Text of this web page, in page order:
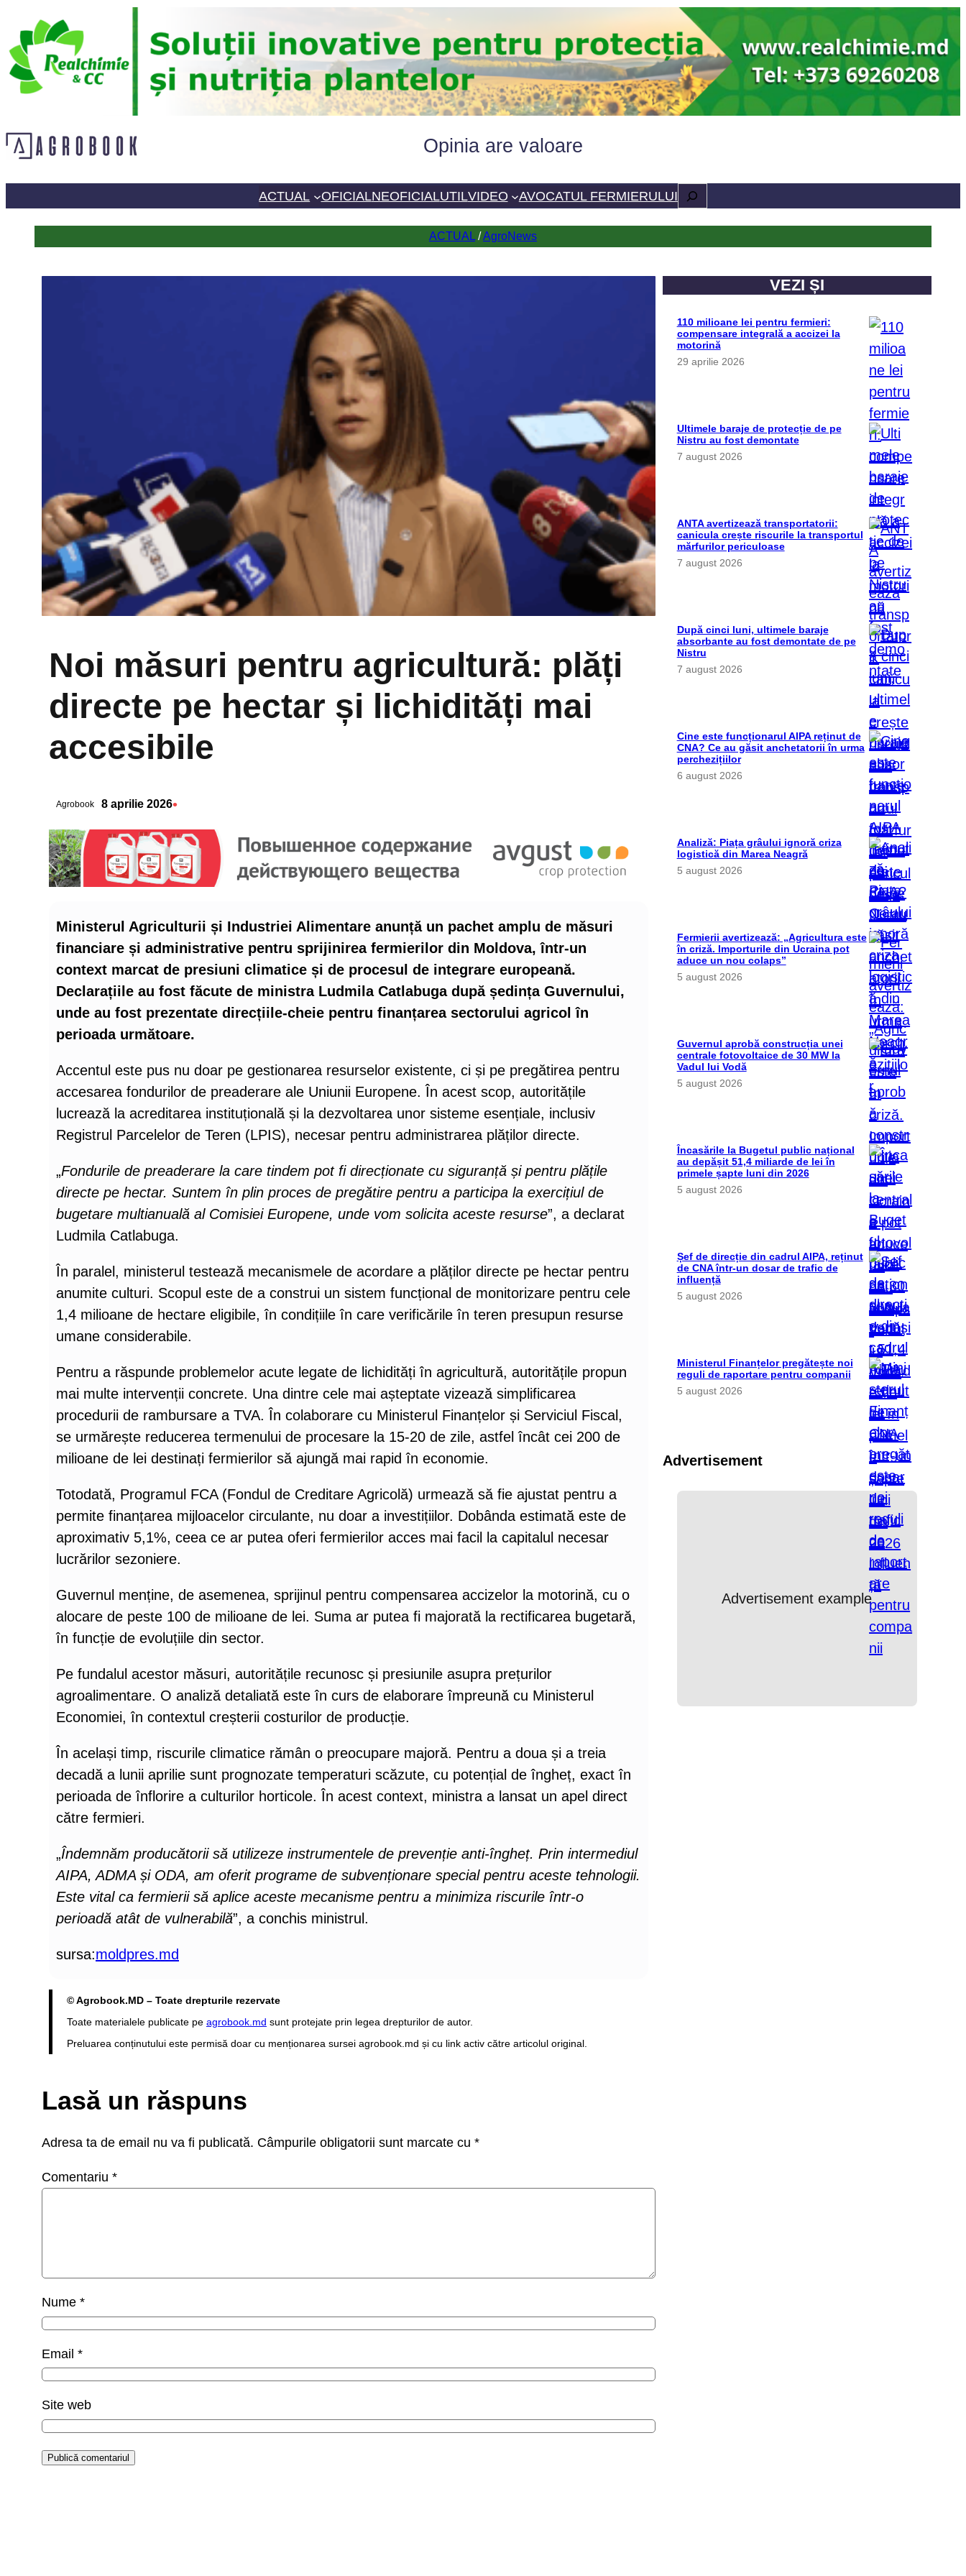
conținut
Opinia are valoare
ACTUAL OFICIALNEOFICIALUTILVIDEO AVOCATUL FERMIERULUICaută
ACTUAL / AgroNews
Noi măsuri pentru agricultură: plăți
directe pe hectar și lichidități mai
accesibile
Agrobook 8 aprilie 2026•
Ministerul Agriculturii și Industriei Alimentare anunță un pachet amplu de măsuri
financiare și administrative pentru sprijinirea fermierilor din Moldova, într-un
context marcat de presiuni climatice și de procesul de integrare europeană.
Declarațiile au fost făcute de ministra Ludmila Catlabuga după ședința Guvernului,
unde au fost prezentate direcțiile-cheie pentru finanțarea sectorului agricol în
perioada următoare.
Accentul este pus nu doar pe gestionarea resurselor existente, ci și pe pregătirea pentru
accesarea fondurilor de preaderare ale Uniunii Europene. În acest scop, autoritățile
lucrează la acreditarea instituțională și la dezvoltarea unor sisteme esențiale, inclusiv
Registrul Parcelelor de Teren (LPIS), necesar pentru administrarea plăților directe.
„Fondurile de preaderare la care tindem pot fi direcționate cu siguranță și pentru plățile
directe pe hectar. Suntem în plin proces de pregătire pentru a participa la exercițiul de
bugetare multianuală al Comisiei Europene, unde vom solicita aceste resurse”, a declarat
Ludmila Catlabuga.
În paralel, ministerul testează mecanismele de acordare a plăților directe pe hectar pentru
anumite culturi. Scopul este de a construi un sistem funcțional de monitorizare pentru cele
1,4 milioane de hectare eligibile, în condițiile în care verificările în teren presupun resurse
umane considerabile.
Pentru a răspunde problemelor acute legate de lichidități în agricultură, autoritățile propun
mai multe intervenții concrete. Una dintre cele mai așteptate vizează simplificarea
procedurii de rambursare a TVA. În colaborare cu Ministerul Finanțelor și Serviciul Fiscal,
se urmărește reducerea termenului de procesare la 15-20 de zile, astfel încât cei 200 de
milioane de lei destinați fermierilor să ajungă mai rapid în economie.
Totodată, Programul FCA (Fondul de Creditare Agricolă) urmează să fie ajustat pentru a
permite finanțarea mijloacelor circulante, nu doar a investițiilor. Dobânda estimată este de
aproximativ 5,1%, ceea ce ar putea oferi fermierilor acces mai facil la capitalul necesar
lucrărilor sezoniere.
Guvernul menține, de asemenea, sprijinul pentru compensarea accizelor la motorină, cu o
alocare de peste 100 de milioane de lei. Suma ar putea fi majorată la rectificarea bugetară,
în funcție de evoluțiile din sector.
Pe fundalul acestor măsuri, autoritățile recunosc și presiunile asupra prețurilor
agroalimentare. O analiză detaliată este în curs de elaborare împreună cu Ministerul
Economiei, în contextul creșterii costurilor de producție.
În același timp, riscurile climatice rămân o preocupare majoră. Pentru a doua și a treia
decadă a lunii aprilie sunt prognozate temperaturi scăzute, cu potențial de îngheț, exact în
perioada de înflorire a culturilor horticole. În acest context, ministra a lansat un apel direct
către fermieri.
„Îndemnăm producătorii să utilizeze instrumentele de prevenție anti-îngheț. Prin intermediul
AIPA, ADMA și ODA, am oferit programe de subvenționare special pentru aceste tehnologii.
Este vital ca fermierii să aplice aceste mecanisme pentru a minimiza riscurile într-o
perioadă atât de vulnerabilă”, a conchis ministrul.
sursa:moldpres.md
© Agrobook.MD – Toate drepturile rezervate
Toate materialele publicate pe agrobook.md sunt protejate prin legea drepturilor de autor.
Preluarea conținutului este permisă doar cu menționarea sursei agrobook.md și cu link activ către articolul original.
Lasă un răspuns
Adresa ta de email nu va fi publicată. Câmpurile obligatorii sunt marcate cu *
Comentariu *
Nume *
Email *
Site web
VEZI ȘI
110 milioane lei pentru fermieri:
compensare integrală a accizei la
motorină
29 aprilie 2026
Ultimele baraje de protecție de pe
Nistru au fost demontate
7 august 2026
ANTA avertizează transportatorii:
canicula crește riscurile la transportul
mărfurilor periculoase
7 august 2026
După cinci luni, ultimele baraje
absorbante au fost demontate de pe
Nistru
7 august 2026
Cine este funcționarul AIPA reținut de
CNA? Ce au găsit anchetatorii în urma
perchezițiilor
6 august 2026
Analiză: Piața grâului ignoră criza
logistică din Marea Neagră
5 august 2026
Fermierii avertizează: „Agricultura este
în criză. Importurile din Ucraina pot
aduce un nou colaps”
5 august 2026
Guvernul aprobă construcția unei
centrale fotovoltaice de 30 MW la
Vadul lui Vodă
5 august 2026
Încasările la Bugetul public național
au depășit 51,4 miliarde de lei în
primele șapte luni din 2026
5 august 2026
Șef de direcție din cadrul AIPA, reținut
de CNA într-un dosar de trafic de
influență
5 august 2026
Ministerul Finanțelor pregătește noi
reguli de raportare pentru companii
5 august 2026
Advertisement
Advertisement example